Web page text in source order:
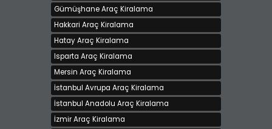
GETZ VİRAJ OTO KİRALAMA
Kiralama bedeli 650 TL
İstanbul - Anadolu, Kadiköy
Gümüşhane Araç Kiralama
Hakkari Araç Kiralama
Hatay Araç Kiralama
Isparta Araç Kiralama
Mersin Araç Kiralama
İstanbul Avrupa Araç Kiralama
İstanbul Anadolu Araç Kiralama
İzmir Araç Kiralama